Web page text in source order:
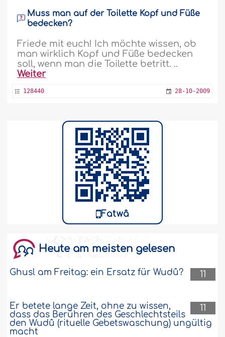
Muss man auf der Toilette Kopf und Füße
bedecken?
Friede mit euch! Ich möchte wissen, ob
man wirklich Kopf und Füße bedecken
soll, wenn man die Toilette betritt. ..
Weiter
128440 28-10-2009
Fatwâ
Heute am meisten gelesen
11
Ghusl am Freitag: ein Ersatz für Wudû?
11
Er betete lange Zeit, ohne zu wissen,
dass das Berühren des Geschlechtsteils
den Wudû (rituelle Gebetswaschung) ungültig
macht